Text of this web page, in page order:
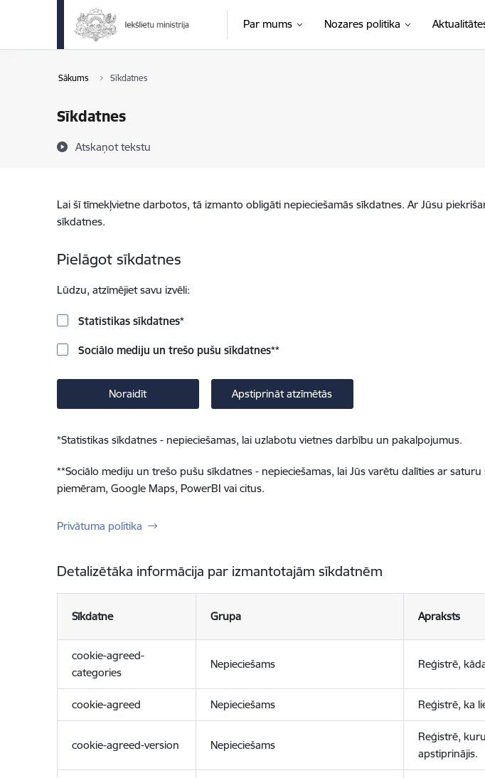
Pāriet uz lapas saturu
Par mums Nozares politika
Sākums Sīkdatnes
Sīkdatnes
Atskaņot tekstu
Lai šī tīmekļvietne darbotos, tā izmanto obligāti nepieciešamās sīkdatnes. Ar Jūsu
sīkdatnes.
Pielāgot sīkdatnes
Lūdzu, atzīmējiet savu izvēli:
Statistikas sīkdatnes*
Sociālo mediju un trešo pušu sīkdatnes**
Noraidīt Apstiprināt atzīmētās
*Statistikas sīkdatnes - nepieciešamas, lai uzlabotu vietnes darbību un pakalpojumus.
**Sociālo mediju un trešo pušu sīkdatnes - nepieciešamas, lai Jūs varētu dalīties ar
piemēram, Google Maps, PowerBI vai citus.
Privātuma politika
Detalizētāka informācija par izmantotajām sīkdatnēm
Sīkdatne Grupa Apraksts
cookie-agreed-
categories
Nepieciešams Reģistrē,
cookie-agreed Nepieciešams Reģistrē, ka
cookie-agreed-version Nepieciešams
Reģistrē,
apstiprinājis.